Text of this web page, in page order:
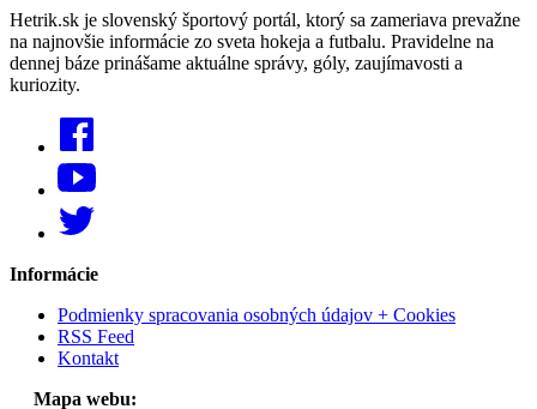
Hetrik.sk je slovenský športový portál, ktorý sa zameriava prevažne
na najnovšie informácie zo sveta hokeja a futbalu. Pravidelne na
dennej báze prinášame aktuálne správy, góly, zaujímavosti a
kuriozity.
Informácie
Podmienky spracovania osobných údajov + Cookies
RSS Feed
Kontakt
Mapa webu: